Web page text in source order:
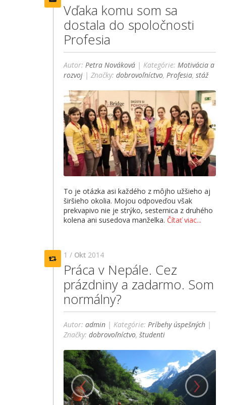
Vďaka komu som sa
dostala do spoločnosti
Profesia
Autor:Petra Nováková | Kategórie:Motivácia a
rozvoj | Značky:dobrovoľníctvo,Profesia,stáž
To je otázka asi každého z môjho užšieho aj
širšieho okolia. Mojou odpoveďou však
prekvapivo nie je strýko, sesternica z druhého
kolena ani susedova manželka. Čítať viac...
1 / Okt 2014
Práca v Nepále. Cez
prázdniny a zadarmo. Som
normálny?
Autor:admin | Kategórie:Príbehy úspešných |
Značky:dobrovoľníctvo,študenti
‹ ›